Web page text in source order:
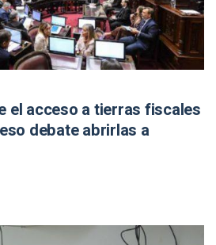
el acceso a tierras fiscales
debate abrirlas a